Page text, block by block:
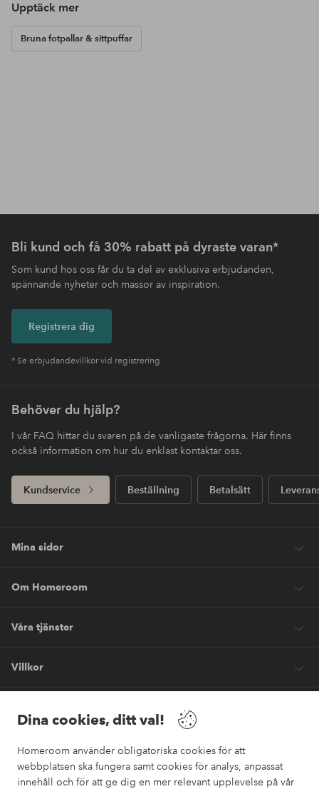
Dina cookies, ditt val!
Homeroom använder obligatoriska cookies för att
webbplatsen ska fungera samt cookies för analys, anpassat
innehåll och för att ge dig en mer relevant upplevelse på vår
Upptäck mer
Bruna fotpallar & sittpuffar
Bli kund och få 30% rabatt på dyraste varan*
Som kund hos oss får du ta del av exklusiva erbjudanden,
spännande nyheter och massor av inspiration.
Registrera dig
* Se erbjudandevillkor vid registrering
Behöver du hjälp?
I vår FAQ hittar du svaren på de vanligaste frågorna. Här finns
också information om hur du enklast kontaktar oss.
Kundservice Beställning Betalsätt
Mina sidor
Om Homeroom
Våra tjänster
Villkor